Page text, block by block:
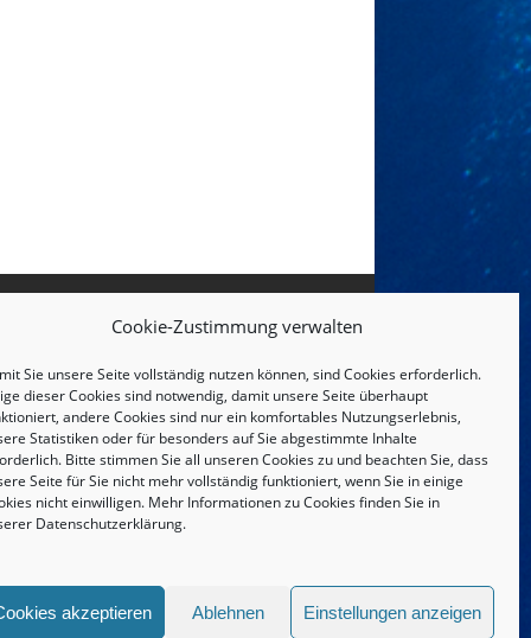
Cookie-Zustimmung verwalten
Sie unsere Seite vollständig nutzen können, sind Cookies erforderlich.
dieser Cookies sind notwendig, damit unsere Seite überhaupt
andere Cookies sind nur ein komfortables Nutzungserlebnis,
Statistiken oder für besonders auf Sie abgestimmte Inhalte
Bitte stimmen Sie all unseren Cookies zu und beachten Sie, dass
Seite für Sie nicht mehr vollständig funktioniert, wenn Sie in einige
nicht einwilligen. Mehr Informationen zu Cookies finden Sie in
Datenschutzerklärung.
akzeptieren Ablehnen Einstellungen anzeigen
IMPRESSUM UND DATENSCHUTZERKLÄRUNG